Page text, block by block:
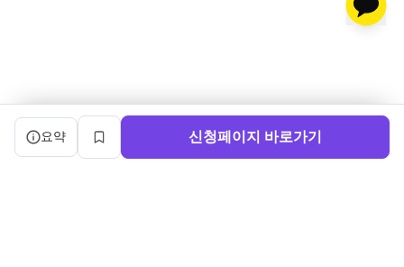
캠프 요약 정보와 상세 도우미, 북마크, 신청 버튼을 제공한다.
요약
북마크 신청페이지 바로가기